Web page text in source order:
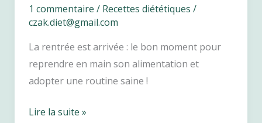
1 commentaire / Recettes diététiques /
czak.diet@gmail.com
La rentrée est arrivée : le bon moment pour
reprendre en main son alimentation et
adopter une routine saine !
Menus
Lire la suite »